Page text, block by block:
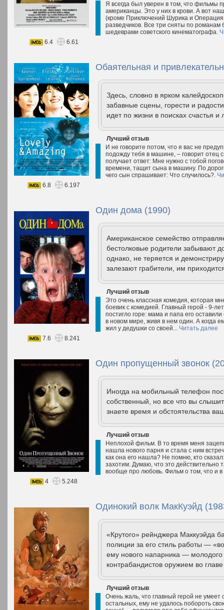
Я всегда был уверен в том, что
американцы. Это у них в крови. А вот
(кроме Приключений Шурика и
разведчиков. Все три сняты по
шедеврами советского кинематографа.
6.4
6.61
Обаятельная и
Здесь, словно в ярком
забавные сцены, горести и
идет по жизни в поисках счастья и
Лучший отзыв
И не говорите потом, что я вас не
подожду тебя в машине, – говорит отец
получает ответ: Мне нужно с тобой
времени, тащит сына в машину. По
чего сын спрашивает: Что случилось?.
6.8
6.197
Один дома (1990)
Американское семейство
бестолковые родители забывают
однако, не теряется и
залезают грабители, им
Лучший отзыв
Это очень классная комедия, которая
боевик с комедией. Главный герой - 9-
постигло горе: мама и папа его
в новом мире, живя в нем один. А когда
жил у дедушки со своей... Читать далее
7.6
8.241
Один пропущенный звонок
Иногда на мобильный телефон
собственный, но все что вы
знаете время и обстоятельства
Лучший отзыв
Неплохой фильм. В то время меня
нашла нового парня и стала с ним
как она его нашла? Не помню, кто
захотим. Думаю, что это
вообще про любовь. Фильм о том, что и
4
5.248
Одинокий волк МакКуэйд
«Крутого» рейнджера Маккуэйда
полиции за его стиль работы —
ему нового напарника —
контрабандистов оружием во
Лучший отзыв
Очень жаль, что главный герой не умеет
остальных, ему не удалось побороть